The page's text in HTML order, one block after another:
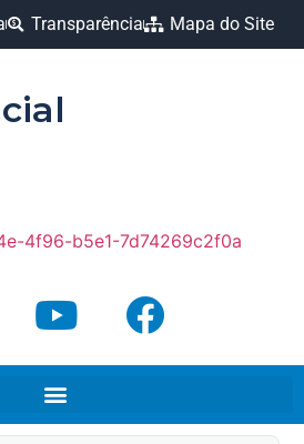
Transparência Mapa do Site